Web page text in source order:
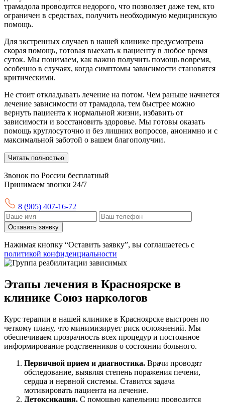
трамадола проводится недорого, что позволяет даже тем, кто
ограничен в средствах, получить необходимую медицинскую
помощь.
Для экстренных случаев в нашей клинике предусмотрена
скорая помощь, готовая выехать к пациенту в любое время
суток. Мы понимаем, как важно получить помощь вовремя,
особенно в случаях, когда симптомы зависимости становятся
критическими.
Не стоит откладывать лечение на потом. Чем раньше начнется
лечение зависимости от трамадола, тем быстрее можно
вернуть пациента к нормальной жизни, избавить от
зависимости и восстановить здоровье. Мы готовы оказать
помощь круглосуточно и без лишних вопросов, анонимно и с
максимальной заботой о вашем благополучии.
Читать полностью
Звонок по России бесплатный
Принимаем звонки 24/7
8 (905) 407-16-72
Оставить заявку
Нажимая кнопку “Оставить заявку”, вы соглашаетесь с
политикой конфиденциальности
Этапы лечения в Красноярске в
клинике Союз наркологов
Курс терапии в нашей клинике в Красноярске выстроен по
четкому плану, что минимизирует риск осложнений. Мы
обеспечиваем прозрачность всех процедур и постоянное
информирование родственников о состоянии больного.
Первичной прием и диагностика. Врачи проводят
обследование, выявляя степень поражения печени,
сердца и нервной системы. Ставится задача
мотивировать пациента на лечение.
Детоксикация. С помощью капельниц проводится